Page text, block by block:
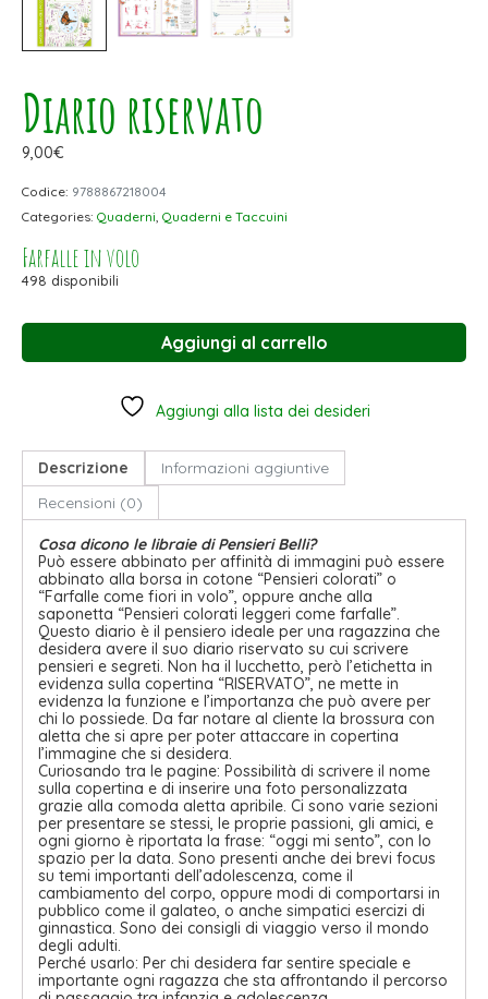
Diario riservato
9,00€
Codice: 9788867218004
Categories: Quaderni, Quaderni e Taccuini
Farfalle in volo
498 disponibili
Aggiungi al carrello
Aggiungi alla lista dei desideri
Descrizione
Informazioni aggiuntive
Recensioni (0)
Cosa dicono le libraie di Pensieri Belli?
Può essere abbinato per affinità di immagini può essere
abbinato alla borsa in cotone “Pensieri colorati” o
“Farfalle come fiori in volo”, oppure anche alla
saponetta “Pensieri colorati leggeri come farfalle”.
Questo diario è il pensiero ideale per una ragazzina che
desidera avere il suo diario riservato su cui scrivere
pensieri e segreti. Non ha il lucchetto, però l’etichetta in
evidenza sulla copertina “RISERVATO”, ne mette in
evidenza la funzione e l’importanza che può avere per
chi lo possiede. Da far notare al cliente la brossura con
aletta che si apre per poter attaccare in copertina
l’immagine che si desidera.
Curiosando tra le pagine: Possibilità di scrivere il nome
sulla copertina e di inserire una foto personalizzata
grazie alla comoda aletta apribile. Ci sono varie sezioni
per presentare se stessi, le proprie passioni, gli amici, e
ogni giorno è riportata la frase: “oggi mi sento”, con lo
spazio per la data. Sono presenti anche dei brevi focus
su temi importanti dell’adolescenza, come il
cambiamento del corpo, oppure modi di comportarsi in
pubblico come il galateo, o anche simpatici esercizi di
ginnastica. Sono dei consigli di viaggio verso il mondo
degli adulti.
Perché usarlo: Per chi desidera far sentire speciale e
importante ogni ragazza che sta affrontando il percorso